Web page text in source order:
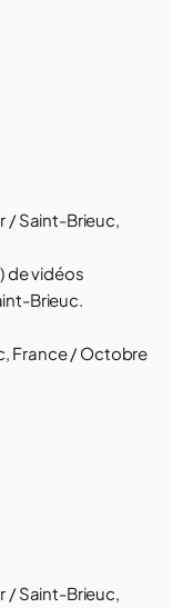
/ Saint-Brieuc,
de vidéos
Brieuc.
France / Octobre
/ Saint-Brieuc,